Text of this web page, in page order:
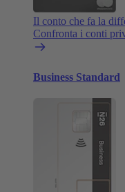
Il conto che fa la
Confronta i conti
Business Standard